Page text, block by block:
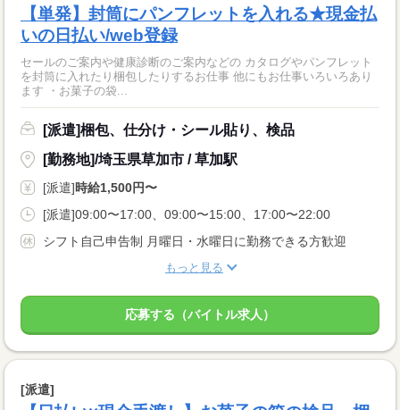
【単発】封筒にパンフレットを入れる★現金払
いの日払い/web登録
セールのご案内や健康診断のご案内などの カタログやパンフレット
を封筒に入れたり梱包したりするお仕事 他にもお仕事いろいろあり
ます ・お菓子の袋...
[派遣]梱包、仕分け・シール貼り、検品
[勤務地]/埼玉県草加市 / 草加駅
[派遣]時給1,500円〜
[派遣]09:00〜17:00、09:00〜15:00、17:00〜22:00
シフト自己申告制 月曜日・水曜日に勤務できる方歓迎
もっと見る
応募する（バイトル求人）
[派遣]